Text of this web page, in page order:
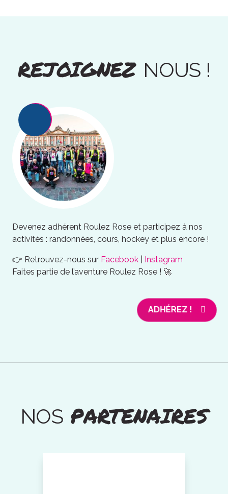
REJOIGNEZ NOUS !
Devenez adhérent Roulez Rose et participez à nos
activités : randonnées, cours, hockey et plus encore !
👉 Retrouvez-nous sur Facebook
Instagram
Faites partie de l’aventure Roulez Rose ! 🚀
ADHÉREZ !
NOSPARTENAIRES